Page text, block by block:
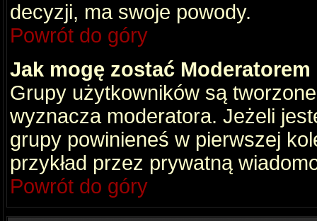
decyzji, ma swoje powody.
Powrót do góry
Jak mogę zostać
Grupy użytkowników są
wyznacza moderatora. Jeżeli
grupy powinieneś w pierwszej
przykład przez prywatną
Powrót do góry